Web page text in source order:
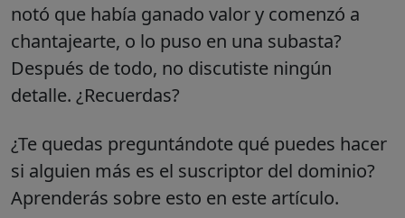
notó que había ganado valor y comenzó a
chantajearte, o lo puso en una subasta?
Después de todo, no discutiste ningún
detalle. ¿Recuerdas?
¿Te quedas preguntándote qué puedes hacer
si alguien más es el suscriptor del dominio?
Aprenderás sobre esto en este artículo.